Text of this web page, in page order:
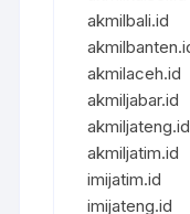
akmilbali.id
akmilaceh.id
akmiljabar.id
akmiljateng.id
akmiljatim.id
imijatim.id
imijateng.id